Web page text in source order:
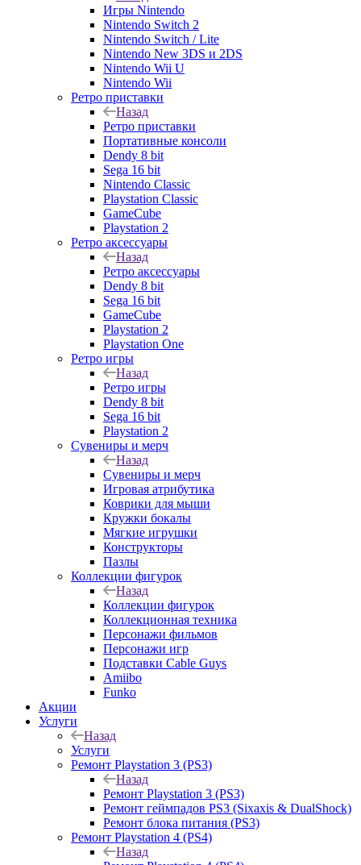
Игры Nintendo
Nintendo Switch 2
Nintendo Switch / Lite
Nintendo New 3DS и 2DS
Nintendo Wii U
Nintendo Wii
Ретро приставки
Назад
Ретро приставки
Портативные консоли
Dendy 8 bit
Sega 16 bit
Nintendo Classic
Playstation Classic
GameCube
Playstation 2
Ретро аксессуары
Назад
Ретро аксессуары
Dendy 8 bit
Sega 16 bit
GameCube
Playstation 2
Playstation One
Ретро игры
Назад
Ретро игры
Dendy 8 bit
Sega 16 bit
Playstation 2
Сувениры и мерч
Назад
Сувениры и мерч
Игровая атрибутика
Коврики для мыши
Кружки бокалы
Мягкие игрушки
Конструкторы
Пазлы
Коллекции фигурок
Назад
Коллекции фигурок
Коллекционная техника
Персонажи фильмов
Персонажи игр
Подставки Cable Guys
Amiibo
Funko
Акции
Услуги
Назад
Услуги
Ремонт Playstation 3 (PS3)
Назад
Ремонт Playstation 3 (PS3)
Ремонт геймпадов PS3 (Sixaxis & DualShock)
Ремонт блока питания (PS3)
Ремонт Playstation 4 (PS4)
Назад